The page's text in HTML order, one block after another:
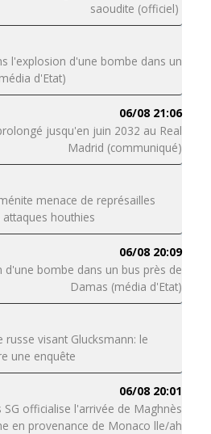
saoudite (officiel)
l'explosion d'une bombe dans un
d'Etat)
06/08 21:06
jusqu'en juin 2032 au Real
Madrid (communiqué)
menace de représailles
houthies
06/08 20:09
d'une bombe dans un bus près de
Damas (média d'Etat)
russe visant Glucksmann: le
une enquête
06/08 20:01
SG officialise l'arrivée de Maghnès
en provenance de Monaco lle/ah